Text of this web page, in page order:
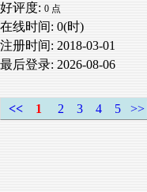
好评度: 0 点
在线时间: 0(时)
注册时间: 2018-03-01
最后登录: 2026-08-06
<< 1 2 3 4 5 >>